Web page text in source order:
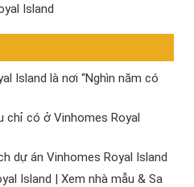
Island
Island là nơi “Nghìn năm có
chỉ có ở Vinhomes Royal
dự án Vinhomes Royal Island
Island | Xem nhà mẫu & Sa